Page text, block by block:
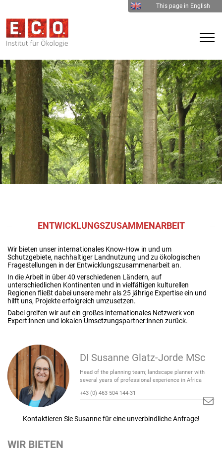
This page in English
ENTWICKLUNGSZUSAMMENARBEIT
Wir bieten unser internationales Know-How in und um
Schutzgebiete, nachhaltiger Landnutzung und zu ökologischen
Fragestellungen in der Entwicklungszusammenarbeit an.
In die Arbeit in über 40 verschiedenen Ländern, auf
unterschiedlichen Kontinenten und in vielfältigen kulturellen
Regionen fließt dabei unsere mehr als 25 jährige Expertise ein und
hilft uns, Projekte erfolgreich umzusetzen.
Dabei greifen wir auf ein großes internationales Netzwerk von
Expert:innen und lokalen Umsetzungspartner:innen zurück.
DI Susanne Glatz-Jorde MSc
Head of the planning team; landscape planner with
several years of professional experience in Africa
+43 (0) 463 504 144-31
Kontaktieren Sie Susanne für eine unverbindliche Anfrage!
WIR BIETEN